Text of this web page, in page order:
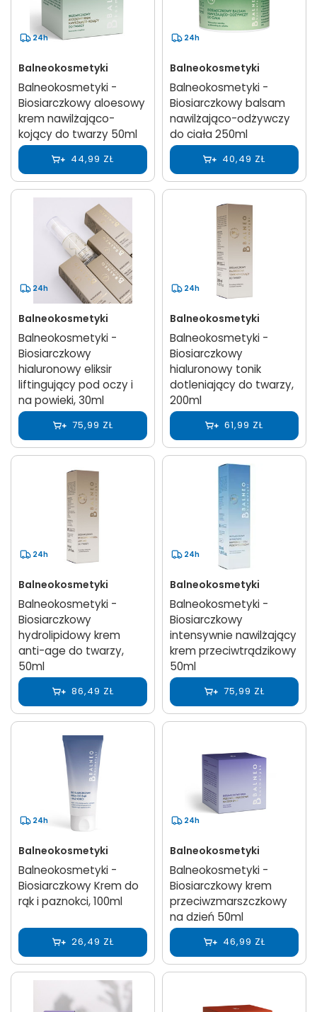
24h
Balneokosmetyki
Balneokosmetyki -
Biosiarczkowy aloesowy
krem nawilżająco-
kojący do twarzy 50ml
44,99 ZŁ
24h
Balneokosmetyki
Balneokosmetyki -
Biosiarczkowy balsam
nawilżająco-odżywczy
do ciała 250ml
40,49 ZŁ
24h
Balneokosmetyki
Balneokosmetyki -
Biosiarczkowy
hialuronowy eliksir
liftingujący pod oczy i
na powieki, 30ml
75,99 ZŁ
24h
Balneokosmetyki
Balneokosmetyki -
Biosiarczkowy
hialuronowy tonik
dotleniający do twarzy,
200ml
61,99 ZŁ
24h
Balneokosmetyki
Balneokosmetyki -
Biosiarczkowy
hydrolipidowy krem
anti-age do twarzy,
50ml
86,49 ZŁ
24h
Balneokosmetyki
Balneokosmetyki -
Biosiarczkowy
intensywnie nawilżający
krem przeciwtrądzikowy
50ml
75,99 ZŁ
24h
Balneokosmetyki
Balneokosmetyki -
Biosiarczkowy Krem do
rąk i paznokci, 100ml
26,49 ZŁ
24h
Balneokosmetyki
Balneokosmetyki -
Biosiarczkowy krem
przeciwzmarszczkowy
na dzień 50ml
46,99 ZŁ